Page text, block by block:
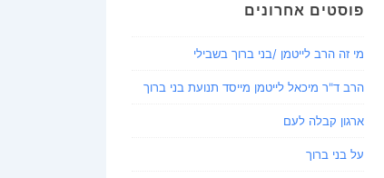
פוסטים אחרונים
מי זה הרב לייטמן /בני ברוך בשבילי
הרב ד"ר מיכאל לייטמן מייסד תנועת בני ברוך
ארגון קבלה לעם
על בני ברוך